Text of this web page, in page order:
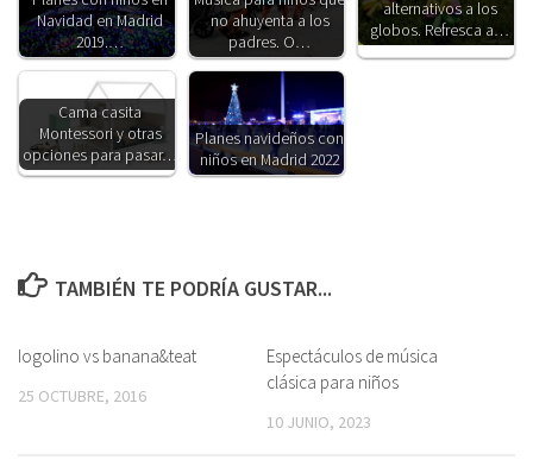
Navidad en Madrid
2019.…
no ahuyenta a los
padres. O…
alternativos a los
globos. Refresca a…
Cama casita
Montessori y otras
opciones para pasar…
Planes navideños con
niños en Madrid 2022
TAMBIÉN TE PODRÍA GUSTAR...
Iogolino vs banana&teat
25 OCTUBRE, 2016
Espectáculos de música
clásica para niños
10 JUNIO, 2023